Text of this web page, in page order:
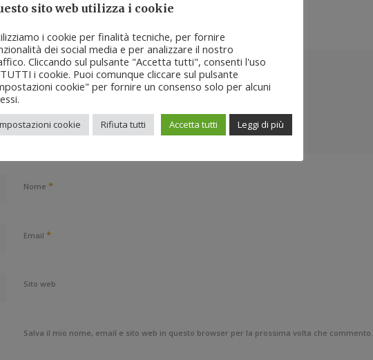
Nome *
Email *
Sito web
Salva il mio nome, email e sito web in questo browser per la prossima volta che commento.
sito web utilizza i cookie
i cookie per finalità tecniche, per fornire
dei social media e per analizzare il nostro
Cliccando sul pulsante "Accetta tutti", consenti l'uso
i cookie. Puoi comunque cliccare sul pulsante
cookie" per fornire un consenso solo per alcuni
cookie Rifiuta tutti Accetta tutti Leggi di più